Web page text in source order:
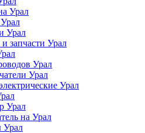
Урал
Урал
и запчасти Урал
Урал
Урал
Урал
Урал
на Урал
Урал